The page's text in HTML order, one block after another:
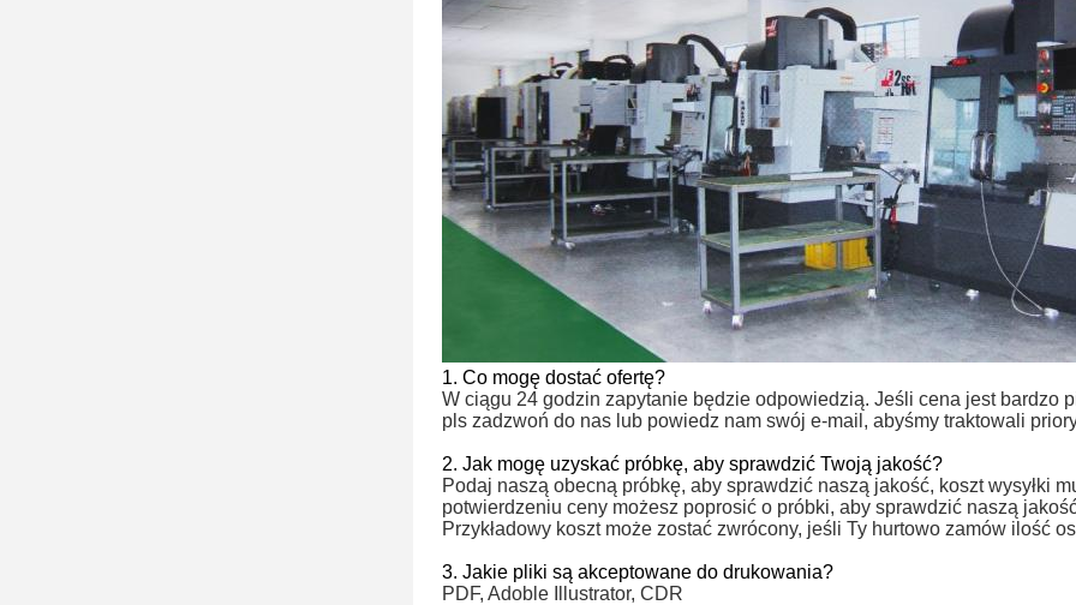
1. Co mogę dostać ofertę?
W ciągu 24 godzin zapytanie będzie odpowiedzią. Jeśli cena jest bardzo
pls zadzwoń do nas lub powiedz nam swój e-mail, abyśmy traktowali
2. Jak mogę uzyskać próbkę, aby sprawdzić Twoją jakość?
Podaj naszą obecną próbkę, aby sprawdzić naszą jakość, koszt wysyłki
potwierdzeniu ceny możesz poprosić o próbki, aby sprawdzić naszą
Przykładowy koszt może zostać zwrócony, jeśli Ty hurtowo zamów ilość
3. Jakie pliki są akceptowane do drukowania?
PDF, Adoble Illustrator, CDR